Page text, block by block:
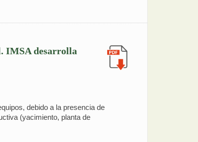
IMSA desarrolla
debido a la presencia de
(yacimiento, planta de